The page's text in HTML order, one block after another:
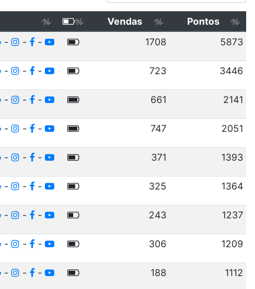
Vendas
Pontos
- - - 1708 5873
- - - 723 3446
- - - 661 2141
- - - 747 2051
- - - 371 1393
- - - 325 1364
- - - 243 1237
- - - 306 1209
- - - 188 1112